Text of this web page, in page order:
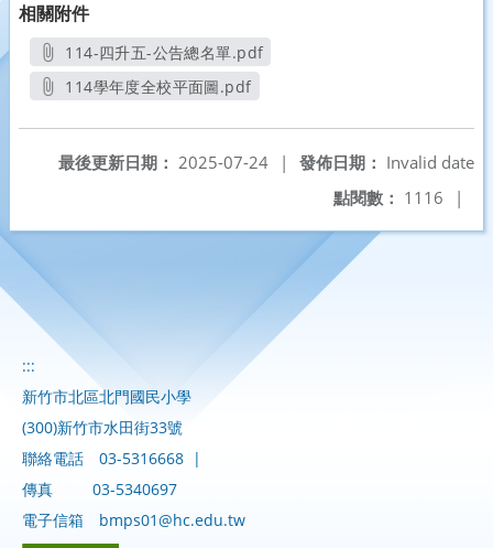
相關附件
114-四升五-公告總名單.pdf
另開新視窗
114學年度全校平面圖.pdf
發佈日期： Invalid date
最後更新日期： 2025-07-24
|
點閱數： 1116 |
:::
新竹市北區北門國民小學
(300)新竹市水田街33號
聯絡電話
03-5316668 |
傳真
03-5340697
電子信箱
bmps01@hc.edu.tw